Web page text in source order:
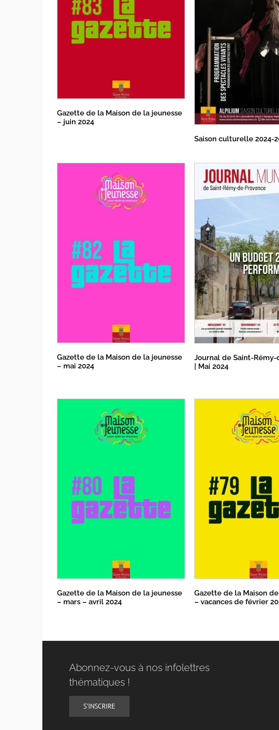
Gazette de la Maison de la jeunesse
– juin 2024
Saison culturelle 2024-
Gazette de la Maison de la jeunesse
– mai 2024
Journal de Saint-
| Mai 2024
Gazette de la Maison de la jeunesse
– mars – avril 2024
Gazette de la Maison
– vacances de février
Abonnez-vous à nos infolettres
thématiques !
S’INSCRIRE